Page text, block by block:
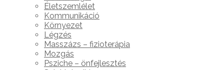
Életszemlélet
Kommunikáció
Környezet
Légzés
Masszázs – fizioterápia
Mozgás
Psziche – önfejlesztés